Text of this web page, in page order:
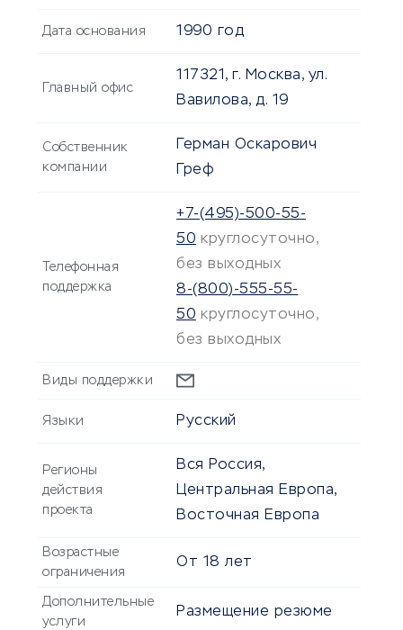
Дата основания 1990 год
Главный офис
117321, г. Москва, ул.
Вавилова, д. 19
Собственник
компании
Герман Оскарович
Греф
Телефонная
поддержка
+7-(495)-500-55-
50 круглосуточно,
без выходных
8-(800)-555-55-
50 круглосуточно,
без выходных
Виды поддержки
Языки Русский
Регионы
действия
проекта
Вся Россия,
Центральная Европа,
Восточная Европа
Возрастные
ограничения
От 18 лет
Дополнительные
услуги
Размещение резюме